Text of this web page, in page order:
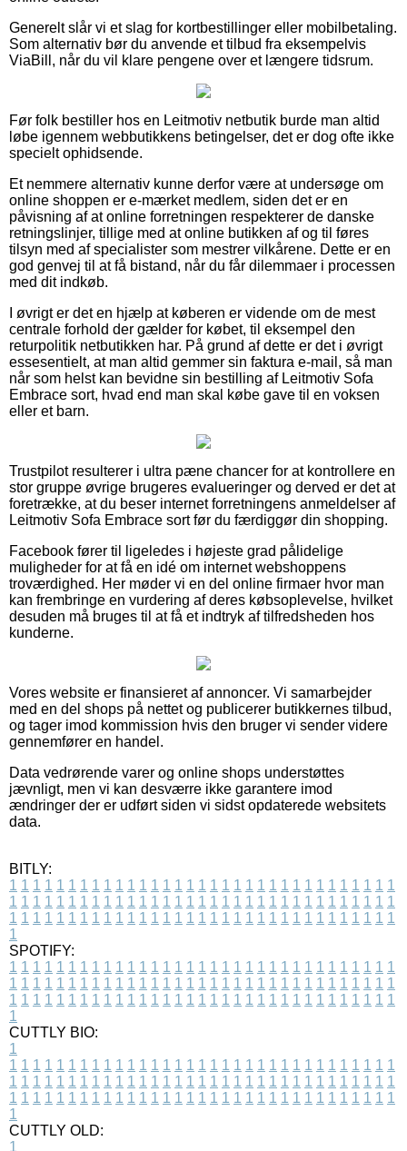
Generelt slår vi et slag for kortbestillinger eller mobilbetaling.
Som alternativ bør du anvende et tilbud fra eksempelvis
ViaBill, når du vil klare pengene over et længere tidsrum.
Før folk bestiller hos en Leitmotiv netbutik burde man altid
løbe igennem webbutikkens betingelser, det er dog ofte ikke
specielt ophidsende.
Et nemmere alternativ kunne derfor være at undersøge om
online shoppen er e-mærket medlem, siden det er en
påvisning af at online forretningen respekterer de danske
retningslinjer, tillige med at online butikken af og til føres
tilsyn med af specialister som mestrer vilkårene. Dette er en
god genvej til at få bistand, når du får dilemmaer i processen
med dit indkøb.
I øvrigt er det en hjælp at køberen er vidende om de mest
centrale forhold der gælder for købet, til eksempel den
returpolitik netbutikken har. På grund af dette er det i øvrigt
essesentielt, at man altid gemmer sin faktura e-mail, så man
når som helst kan bevidne sin bestilling af Leitmotiv Sofa
Embrace sort, hvad end man skal købe gave til en voksen
eller et barn.
Trustpilot resulterer i ultra pæne chancer for at kontrollere en
stor gruppe øvrige brugeres evalueringer og derved er det at
foretrække, at du beser internet forretningens anmeldelser af
Leitmotiv Sofa Embrace sort før du færdiggør din shopping.
Facebook fører til ligeledes i højeste grad pålidelige
muligheder for at få en idé om internet webshoppens
troværdighed. Her møder vi en del online firmaer hvor man
kan frembringe en vurdering af deres købsoplevelse, hvilket
desuden må bruges til at få et indtryk af tilfredsheden hos
kunderne.
Vores website er finansieret af annoncer. Vi samarbejder
med en del shops på nettet og publicerer butikkernes tilbud,
og tager imod kommission hvis den bruger vi sender videre
gennemfører en handel.
Data vedrørende varer og online shops understøttes
jævnligt, men vi kan desværre ikke garantere imod
ændringer der er udført siden vi sidst opdaterede websitets
data.
BITLY:
1 1 1 1 1 1 1 1 1 1 1 1 1 1 1 1 1 1 1 1 1 1 1 1 1 1 1 1 1 1 1 1 1
1 1 1 1 1 1 1 1 1 1 1 1 1 1 1 1 1 1 1 1 1 1 1 1 1 1 1 1 1 1 1 1 1
1 1 1 1 1 1 1 1 1 1 1 1 1 1 1 1 1 1 1 1 1 1 1 1 1 1 1 1 1 1 1 1 1
1
SPOTIFY:
1 1 1 1 1 1 1 1 1 1 1 1 1 1 1 1 1 1 1 1 1 1 1 1 1 1 1 1 1 1 1 1 1
1 1 1 1 1 1 1 1 1 1 1 1 1 1 1 1 1 1 1 1 1 1 1 1 1 1 1 1 1 1 1 1 1
1 1 1 1 1 1 1 1 1 1 1 1 1 1 1 1 1 1 1 1 1 1 1 1 1 1 1 1 1 1 1 1 1
1
CUTTLY BIO:
1
1 1 1 1 1 1 1 1 1 1 1 1 1 1 1 1 1 1 1 1 1 1 1 1 1 1 1 1 1 1 1 1 1
1 1 1 1 1 1 1 1 1 1 1 1 1 1 1 1 1 1 1 1 1 1 1 1 1 1 1 1 1 1 1 1 1
1 1 1 1 1 1 1 1 1 1 1 1 1 1 1 1 1 1 1 1 1 1 1 1 1 1 1 1 1 1 1 1 1
1
CUTTLY OLD:
1